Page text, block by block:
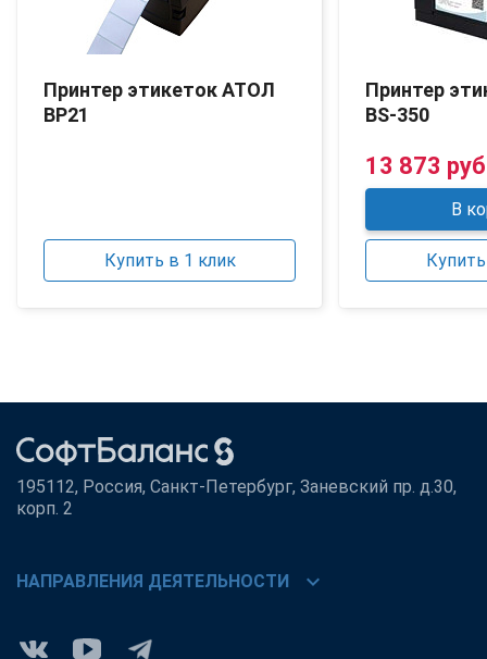
Принтер этикеток АТОЛ
BP21
Купить в 1 клик
Принтер
BS-350
13 873
В
195112, Россия, Санкт-Петербург, Заневский пр. д.30,
корп. 2
НАПРАВЛЕНИЯ ДЕЯТЕЛЬНОСТИ chevron_right